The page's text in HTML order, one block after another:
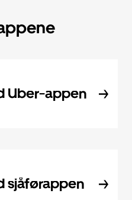
Uber-appen
sjåførappen